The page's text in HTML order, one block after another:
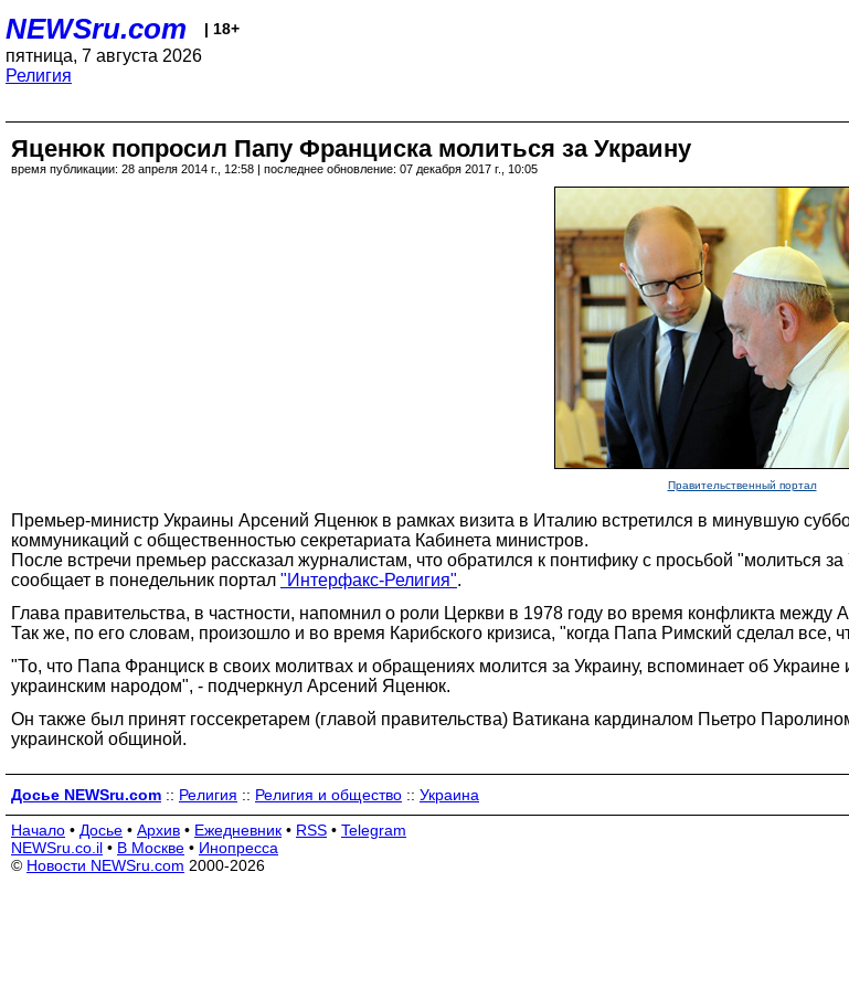
NEWSru.com | 18+
пятница, 7 августа 2026
Религия
Яценюк попросил Папу Франциска молиться за Украину
время публикации: 28 апреля 2014 г., 12:58 | последнее обновление: 07 декабря 2017 г., 10:05
Правительственный портал
Премьер-министр Украины Арсений Яценюк в рамках визита в Италию встретился в минувшую
коммуникаций с общественностью секретариата Кабинета министров.
После встречи премьер рассказал журналистам, что обратился к понтифику с просьбой "молиться
сообщает в понедельник портал "Интерфакс-Религия".
Глава правительства, в частности, напомнил о роли Церкви в 1978 году во время конфликта
Так же, по его словам, произошло и во время Карибского кризиса, "когда Папа Римский сделал
"То, что Папа Франциск в своих молитвах и обращениях молится за Украину, вспоминает об
украинским народом", - подчеркнул Арсений Яценюк.
Он также был принят госсекретарем (главой правительства) Ватикана кардиналом Пьетро
украинской общиной.
Досье NEWSru.com :: Религия :: Религия и общество :: Украина
Начало • Досье • Архив • Ежедневник • RSS • Telegram
NEWSru.co.il • В Москве • Инопресса
© Новости NEWSru.com 2000-2026